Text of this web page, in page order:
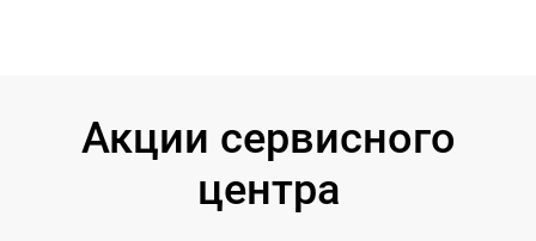
Акции сервисного
центра